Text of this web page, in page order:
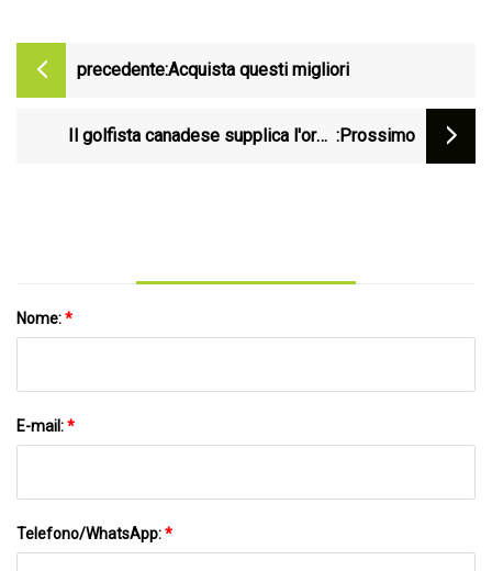
precedente:Acquista questi migliori
Il golfista canadese supplica l'orso :Prossimo
Nome:*
E-mail:*
Telefono/WhatsApp:*